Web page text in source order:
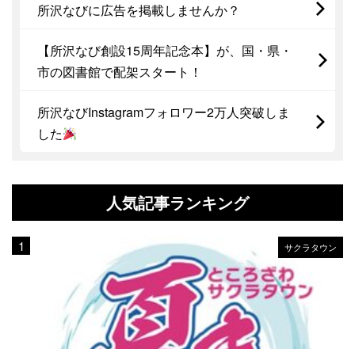
所沢なびに広告を掲載しませんか？
【所沢なび創設15周年記念本】が、国・県・
市の図書館で配架スタート！
所沢なびInstagramフォロワー2万人突破しま
した
人気記事ランキング
サクラタウン